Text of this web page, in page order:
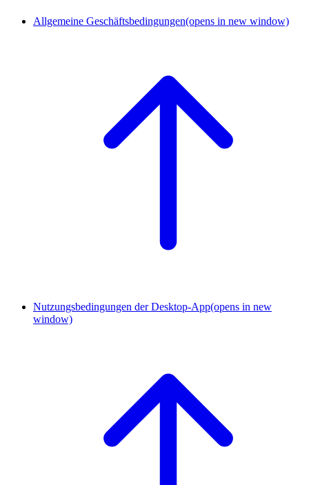
Allgemeine Geschäftsbedingungen(opens in new window)
Nutzungsbedingungen der Desktop-App(opens in new
window)